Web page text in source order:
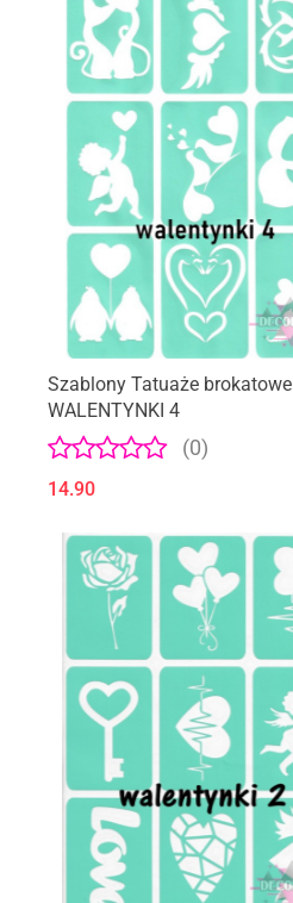
Szablony Tatuaże brokatowe
WALENTYNKI 4
(0)
14.90